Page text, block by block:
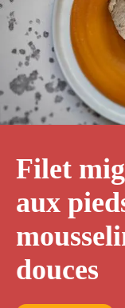
Filet
aux
douces